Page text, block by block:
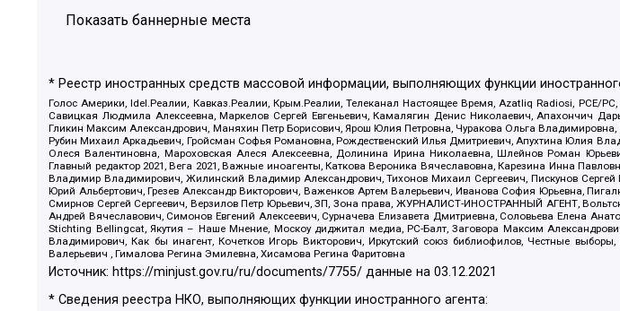
Показать баннерные места
* Реестр иностранных средств массовой информации, выполняющих функции
Голос Америки, Idel.Реалии, Кавказ.Реалии, Крым.Реалии, Телеканал Настоящее Время, Azatliq Radiosi, PCE/
Савицкая Людмила Алексеевна, Маркелов Сергей Евгеньевич, Камалягин Денис Николаевич, Апахончич
Гликин Максим Александрович, Маняхин Петр Борисович, Ярош Юлия Петровна, Чуракова Ольга
Рубин Михаил Аркадьевич, Гройсман Софья Романовна, Рождественский Илья Дмитриевич, Апухтина Юлия
Олеся Валентиновна, Мароховская Алеся Алексеевна, Долинина Ирина Николаевна, Шлейнов Роман
Главный редактор 2021, Вега 2021, Важные иноагенты, Каткова Вероника Вячеславовна, Карезина Инна
Владимир Владимирович, Жилинский Владимир Александрович, Тихонов Михаил Сергеевич, Пискунов
Юрий Альбертович, Грезев Александр Викторович, Важенков Артем Валерьевич, Иванова София Юрьевна,
Смирнов Сергей Сергеевич, Верзилов Петр Юрьевич, ЗП, Зона права, ЖУРНАЛИСТ-ИНОСТРАННЫЙ АГЕНТ,
Андрей Вячеславович, Симонов Евгений Алексеевич, Сурначева Елизавета Дмитриевна, Соловьева Елена
Stichting Bellingcat, Якутия – Наше Мнение, Москоу диджитал медиа, РС-Балт, Заговора Максим
Владимирович, Как бы инагент, Кочетков Игорь Викторович, Иркутский союз библиофилов, Честные
Валерьевич , Гималова Регина Эмилевна, Хисамова Регина Фаритовна
Источник: https://minjust.gov.ru/ru/documents/7755/ данные на03.12.2021
* Сведения реестра НКО, выполняющих функции иностранного агента: